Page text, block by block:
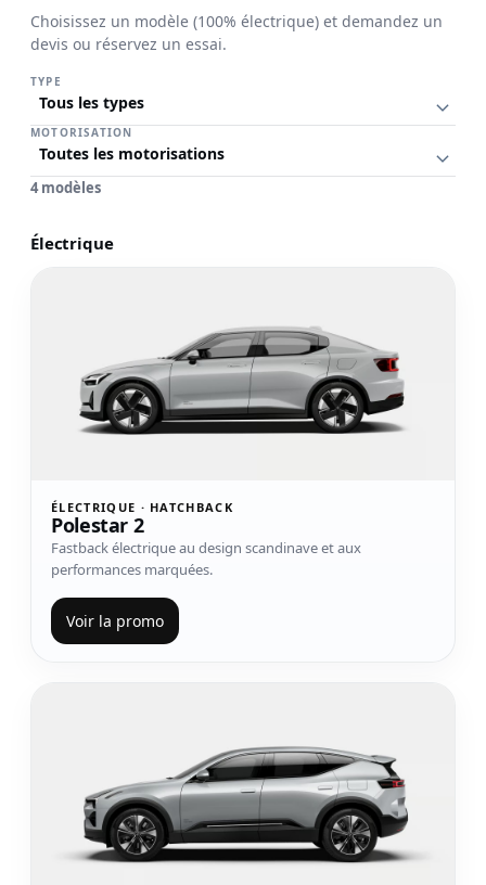
Découvrez Polestar 2
Fastback électrique au design scandinave et aux
Voir modèle
Choisissez un modèle (100% électrique) et demandez un
devis ou réservez un essai.
TYPE
MOTORISATION
4 modèles
Électrique
ÉLECTRIQUE · HATCHBACK
Polestar 2
Fastback électrique au design scandinave et aux
performances marquées.
Voir la promo